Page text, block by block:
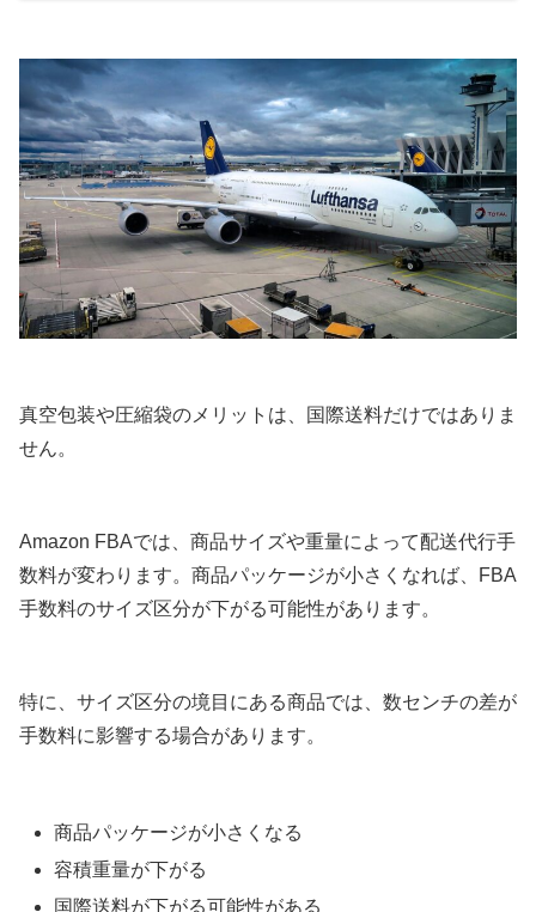
真空包装や圧縮袋のメリットは、国際送料だけではありま
せん。
Amazon FBAでは、商品サイズや重量によって配送代行手
数料が変わります。商品パッケージが小さくなれば、FBA
手数料のサイズ区分が下がる可能性があります。
特に、サイズ区分の境目にある商品では、数センチの差が
手数料に影響する場合があります。
商品パッケージが小さくなる
容積重量が下がる
国際送料が下がる可能性がある